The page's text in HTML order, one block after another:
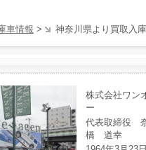
車情報 > 神奈川県より買取入
株式会社ワン
ー
代表取締役
橋 道幸